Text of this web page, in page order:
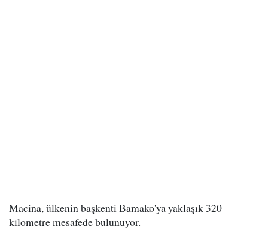
Macina, ülkenin başkenti Bamako'ya yaklaşık 320
kilometre mesafede bulunuyor.